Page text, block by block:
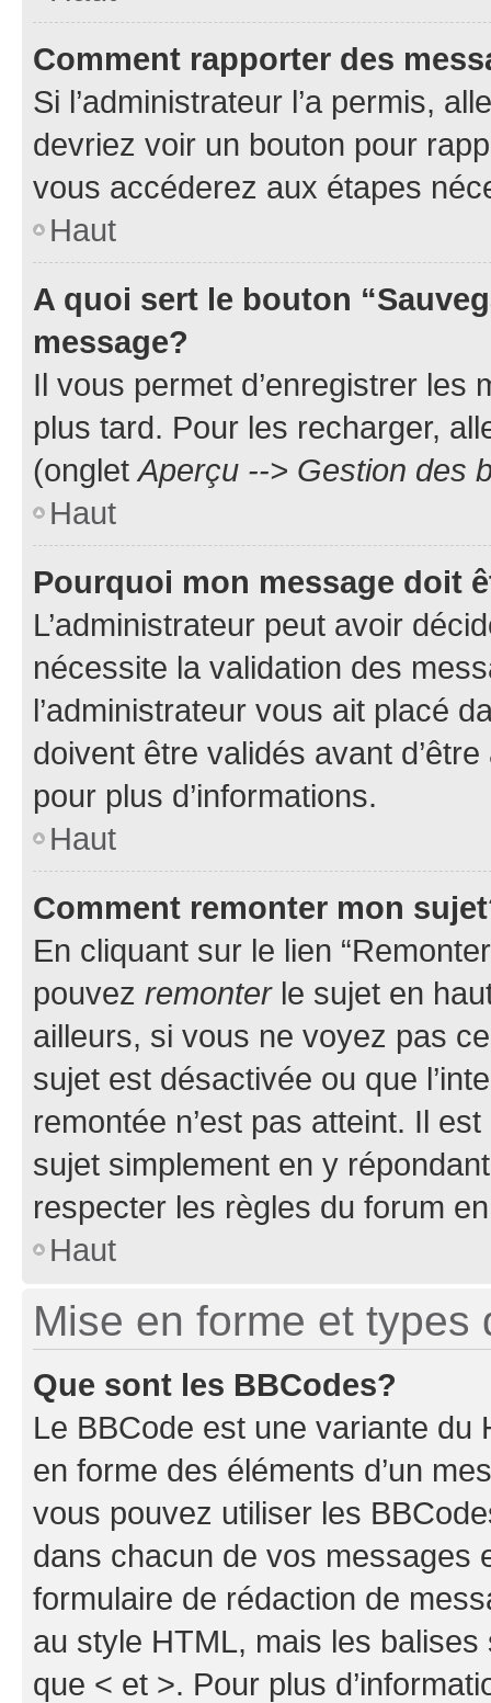
Comment rapporter des
Si l’administrateur l’a permis,
devriez voir un bouton pour
vous accéderez aux étapes
Haut
A quoi sert le bouton
message?
Il vous permet d’enregistrer
plus tard. Pour les recharger,
(ongletAperçu --> Gestion des
Haut
Pourquoi mon message doit
L’administrateur peut avoir
nécessite la validation des
l’administrateur vous ait placé
doivent être validés avant
pour plus d’informations.
Haut
Comment remonter mon
En cliquant sur le lien
pouvez remonterle sujet en
ailleurs, si vous ne voyez pas
sujet est désactivée ou que
remontée n’est pas atteint. Il
sujet simplement en y
respecter les règles du forum
Haut
Mise en forme et types
Que sont les BBCodes?
Le BBCode est une variante du
en forme des éléments d’un
vous pouvez utiliser les
dans chacun de vos messages
formulaire de rédaction de
au style HTML, mais les
que < et >. Pour plus